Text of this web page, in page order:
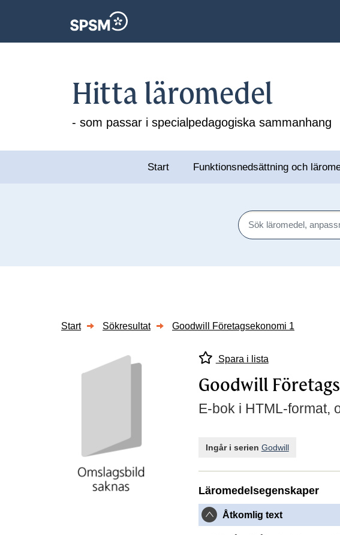
Hitta läromedel
- som passar i specialpedagogiska sammanhang
Start Funktionsnedsättning och
Sök
Start Sökresultat Goodwill Företagsekonomi 1
Spara i lista
Goodwill
E-bok i HTML-format,
Ingår i serien Godwill
Läromedelsegenskaper
Åtkomlig text